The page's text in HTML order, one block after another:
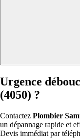
Urgence
(4050) ?
Contactez Plombier
un dépannage rapide et
Devis immédiat par